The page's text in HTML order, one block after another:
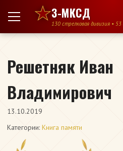
Перейти к содержимому
3-МКСД
130 стрелковая дивизия • 53
Решетняк Иван
Владимирович
13.10.2019
Категории: Книга памяти